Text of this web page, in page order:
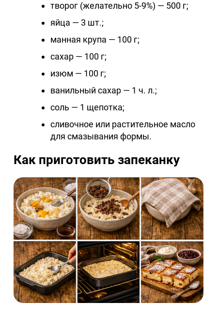
творог (желательно 5-9%) — 500 г;
яйца — 3 шт.;
манная крупа — 100 г;
сахар — 100 г;
изюм — 100 г;
ванильный сахар — 1 ч. л.;
соль — 1 щепотка;
сливочное или растительное масло
для смазывания формы.
Как приготовить запеканку